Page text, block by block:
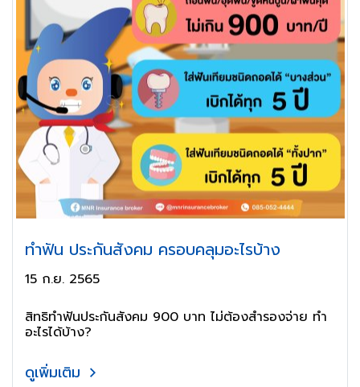
ทำฟัน ประกันสังคม ครอบคลุมอะไรบ้าง
15 ก.ย. 2565
สิทธิทำฟันประกันสังคม 900 บาท ไม่ต้องสำรองจ่าย ทำ
อะไรได้บ้าง?
ดูเพิ่มเติม